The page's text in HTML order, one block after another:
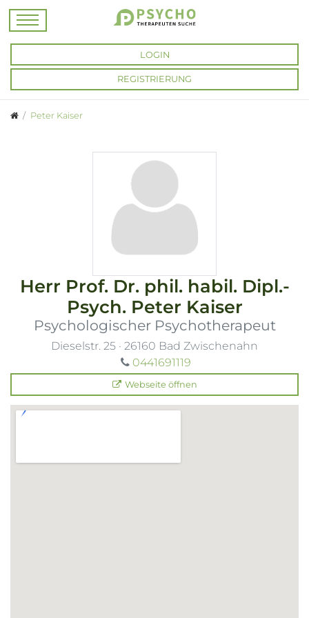
LOGIN
REGISTRIERUNG
Peter Kaiser
Herr Prof. Dr. phil. habil. Dipl.-
Psych. Peter Kaiser
Psychologischer Psychotherapeut
Dieselstr. 25 · 26160 Bad Zwischenahn
0441691119
Webseite öffnen